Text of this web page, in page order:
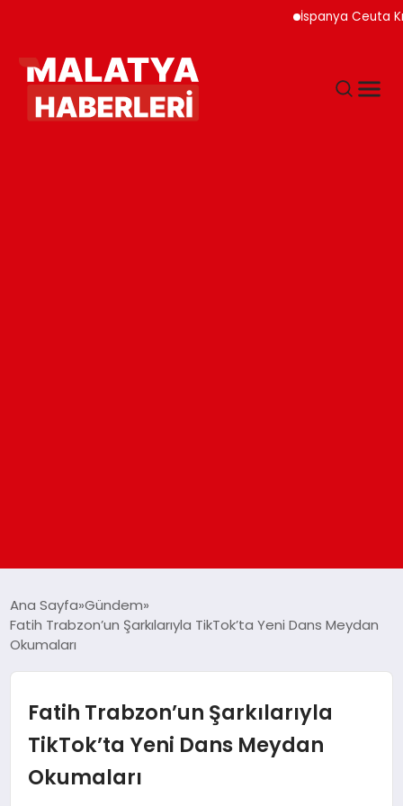
İspanya Ceuta
GÜNDEM
DÜNYA
EĞITIM
Ana Sayfa Gündem
Fatih Trabzon’un Şarkılarıyla TikTok’ta Yeni Dans Meydan
Okumaları
Fatih Trabzon’un Şarkılarıyla
TikTok’ta Yeni Dans Meydan
Okumaları